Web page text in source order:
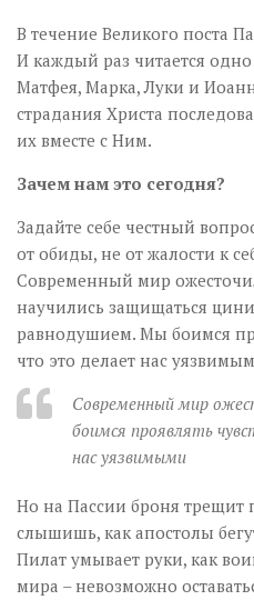
В течение Великого поста
И каждый раз читается
Матфея, Марка, Луки и
страдания Христа
их вместе с Ним.
Зачем нам это сегодня?
Задайте себе честный
от обиды, не от жалости к
Современный мир
научились защищаться
равнодушием. Мы боимся
что это делает нас
Современный мир
боимся проявлять
нас уязвимыми
Но на Пассии броня трещит
слышишь, как апостолы
Пилат умывает руки, как
мира – невозможно